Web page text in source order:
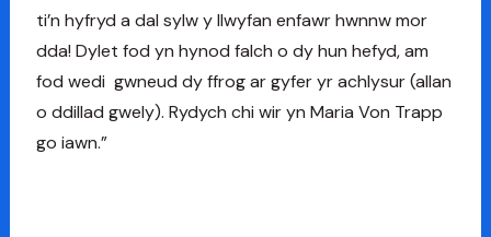
ti’n hyfryd a dal sylw y llwyfan enfawr hwnnw mor
dda! Dylet fod yn hynod falch o dy hun hefyd, am
fod wedi gwneud dy ffrog ar gyfer yr achlysur (allan
o ddillad gwely). Rydych chi wir yn Maria Von Trapp
go iawn.”